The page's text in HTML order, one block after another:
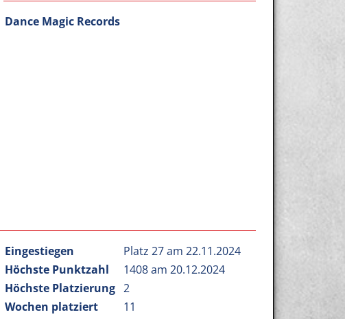
Dance Magic Records
Eingestiegen
Platz 27 am 22.11.2024
Höchste Punktzahl
1408 am 20.12.2024
Höchste Platzierung 2
Wochen platziert
11